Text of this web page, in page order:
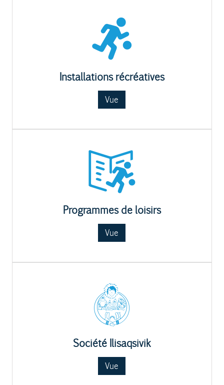
Installations récréatives
Vue
Programmes de loisirs
Vue
Société Ilisaqsivik
Vue